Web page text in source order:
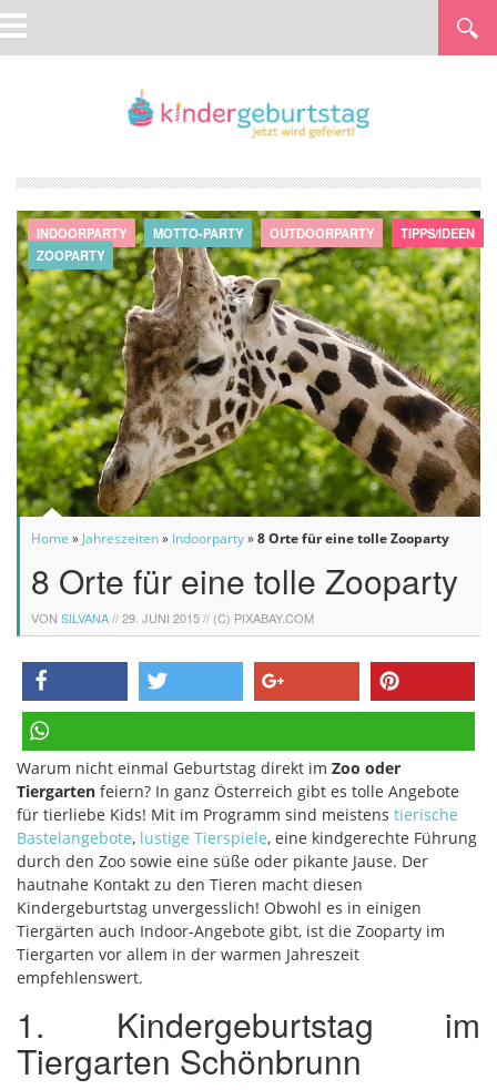
INDOORPARTY MOTTO-PARTY OUTDOORPARTY
TIPPS/IDEEN
ZOOPARTY
Home » Jahreszeiten» Indoorparty»8 Orte für eine tolle Zooparty
8 Orte für eine tolle Zooparty
VON SILVANA//29. JUNI 2015// (C) PIXABAY.COM
teilen
teilen
Warum nicht einmal Geburtstag direkt im Zoo oder
Tiergarten feiern? In ganz Österreich gibt es tolle Angebote
für tierliebe Kids! Mit im Programm sind meistens tierische
Bastelangebote, lustige Tierspiele, eine kindgerechte Führung
durch den Zoo sowie eine süße oder pikante Jause. Der
hautnahe Kontakt zu den Tieren macht diesen
Kindergeburtstag unvergesslich! Obwohl es in einigen
Tiergärten auch Indoor-Angebote gibt, ist die Zooparty im
Tiergarten vor allem in der warmen Jahreszeit
empfehlenswert.
1. Kindergeburtstag im
Tiergarten Schönbrunn